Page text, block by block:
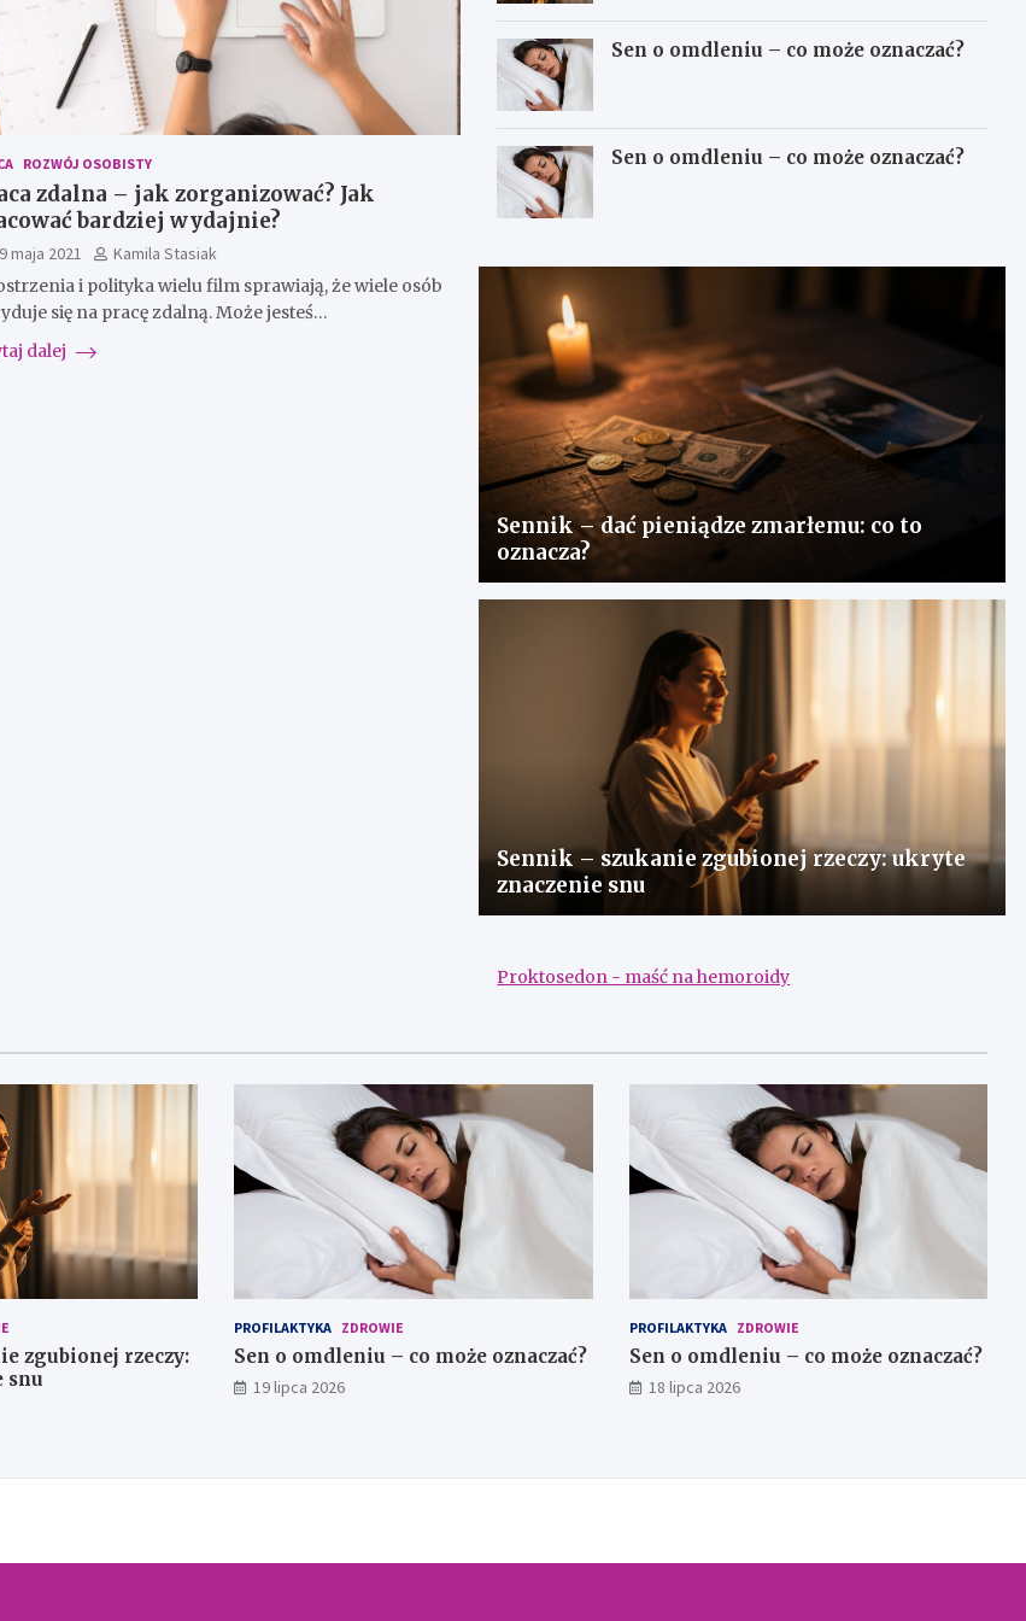
ROZWÓJ OSOBISTY
zdalna – jak zorganizować? Jak
bardziej wydajnie?
maja 2021
Kamila Stasiak
i polityka wielu film sprawiają, że wiele osób
się na pracę zdalną. Może jesteś…
dalej
Sen o omdleniu – co może oznaczać?
Sen o omdleniu – co może oznaczać?
Sennik – dać pieniądze zmarłemu: co to
oznacza?
Sennik – szukanie zgubionej rzeczy: ukryte
znaczenie snu
Proktosedon - maść na hemoroidy
zgubionej rzeczy:
snu
PROFILAKTYKA ZDROWIE
Sen o omdleniu – co może oznaczać?
19 lipca 2026
PROFILAKTYKA ZDROWIE
Sen o omdleniu – co może oznaczać?
18 lipca 2026